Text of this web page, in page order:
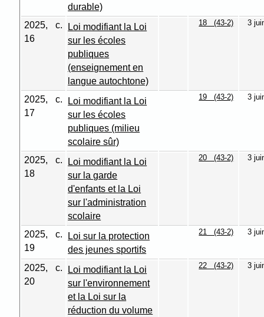
durable)
2025, c.
16
Loi modifiant la Loi
sur les écoles
publiques
(enseignement en
langue autochtone)
18 (43-2) 3
2025, c.
17
Loi modifiant la Loi
sur les écoles
publiques (milieu
scolaire sûr)
19 (43-2) 3
2025, c.
18
Loi modifiant la Loi
sur la garde
d'enfants et la Loi
sur l'administration
scolaire
20 (43-2) 3
2025, c.
19
Loi sur la protection
des jeunes sportifs
21 (43-2) 3
2025, c.
20
Loi modifiant la Loi
sur l'environnement
et la Loi sur la
réduction du volume
22 (43-2) 3